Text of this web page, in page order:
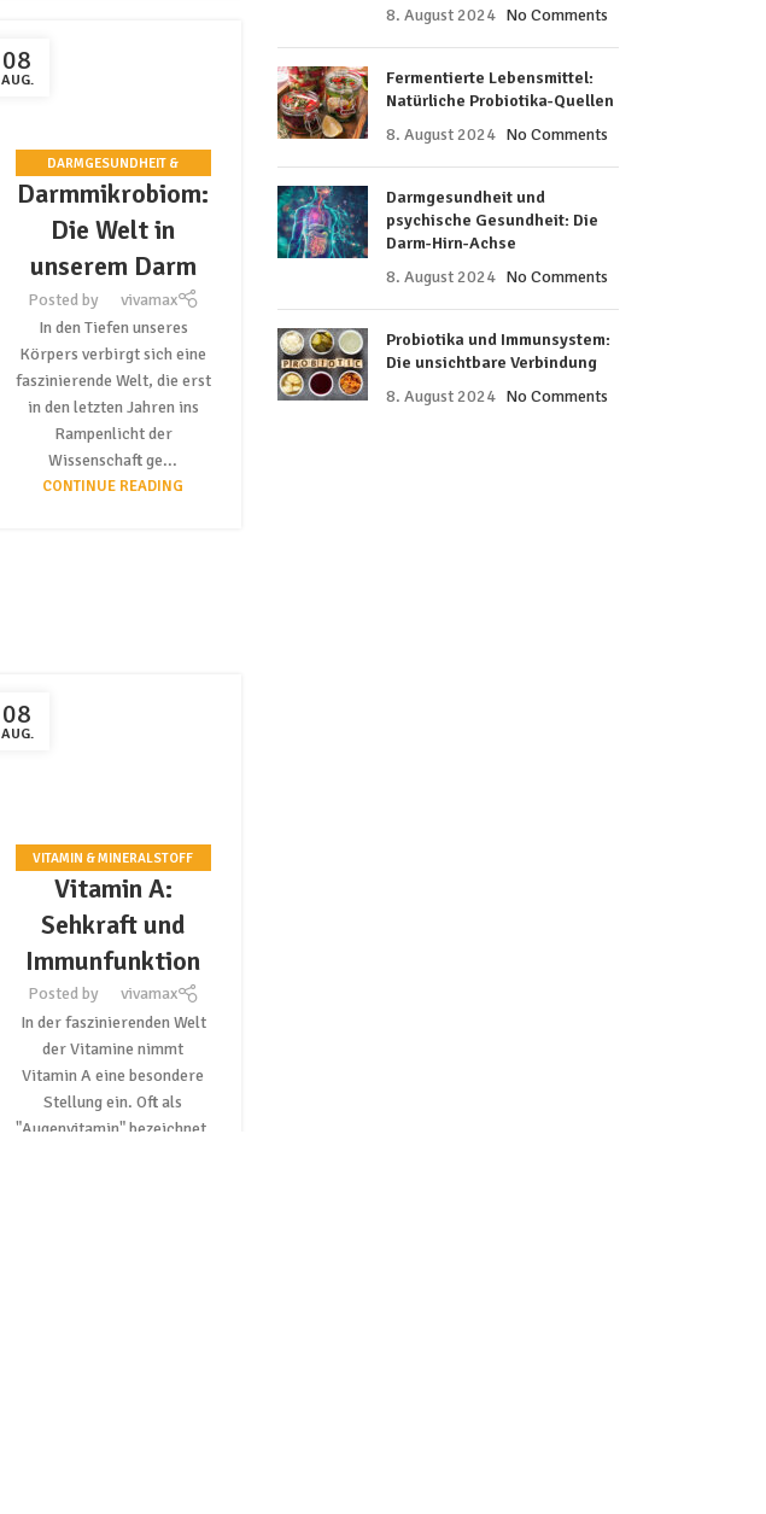
08
AUG.
DARMGESUNDHEIT &
PROBIOTIKA
Darmmikrobiom:
Die Welt in
unserem Darm
Posted by
vivamax
In den Tiefen unseres
Körpers verbirgt sich eine
faszinierende Welt, die erst
in den letzten Jahren ins
Rampenlicht der
Wissenschaft ge...
CONTINUE READING
08
AUG.
VITAMIN & MINERALSTOFF
NEWS
Vitamin A:
Sehkraft und
Immunfunktion
Posted by
vivamax
In der faszinierenden Welt
der Vitamine nimmt
Vitamin A eine besondere
Stellung ein. Oft als
"Augenvitamin" bezeichnet,
8. August 2024 No Comments
Fermentierte Lebensmittel:
Natürliche Probiotika-Quellen
8. August 2024 No Comments
Darmgesundheit und
psychische Gesundheit: Die
Darm-Hirn-Achse
8. August 2024 No Comments
Probiotika und Immunsystem:
Die unsichtbare Verbindung
8. August 2024 No Comments